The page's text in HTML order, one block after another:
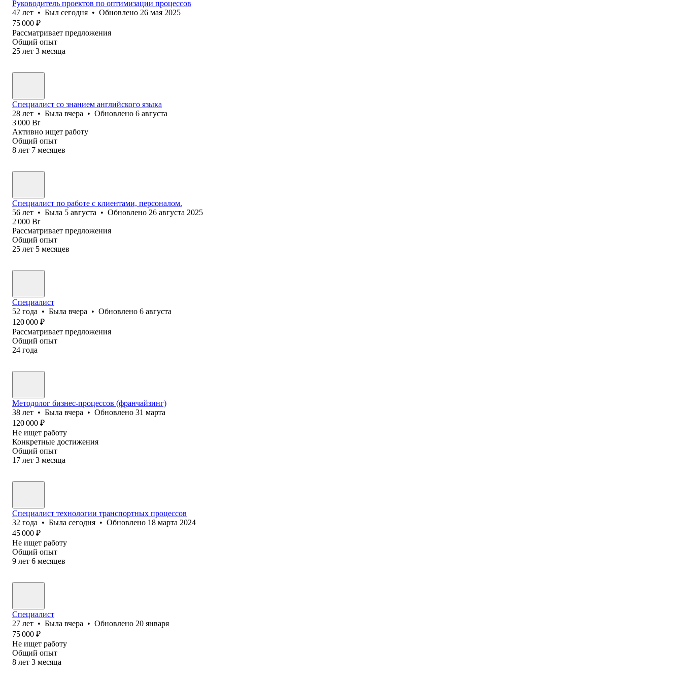
Руководитель проектов по оптимизации процессов
47 лет • Был сегодня • Обновлено 26 мая 2025
75 000 ₽
Рассматривает предложения
Общий опыт
25 лет 3 месяца
Специалист со знанием английского языка
28 лет • Была вчера • Обновлено 6 августа
3 000 Br
Активно ищет работу
Общий опыт
8 лет 7 месяцев
Специалист по работе с клиентами, персоналом.
56 лет • Была 5 августа • Обновлено 26 августа 2025
2 000 Br
Рассматривает предложения
Общий опыт
25 лет 5 месяцев
Специалист
52 года • Была вчера • Обновлено 6 августа
120 000 ₽
Рассматривает предложения
Общий опыт
24 года
Методолог бизнес-процессов (франчайзинг)
38 лет • Была вчера • Обновлено 31 марта
120 000 ₽
Не ищет работу
Конкретные достижения
Общий опыт
17 лет 3 месяца
Специалист технологии транспортных процессов
32 года • Была сегодня • Обновлено 18 марта 2024
45 000 ₽
Не ищет работу
Общий опыт
9 лет 6 месяцев
Специалист
27 лет • Была вчера • Обновлено 20 января
75 000 ₽
Не ищет работу
Общий опыт
8 лет 3 месяца